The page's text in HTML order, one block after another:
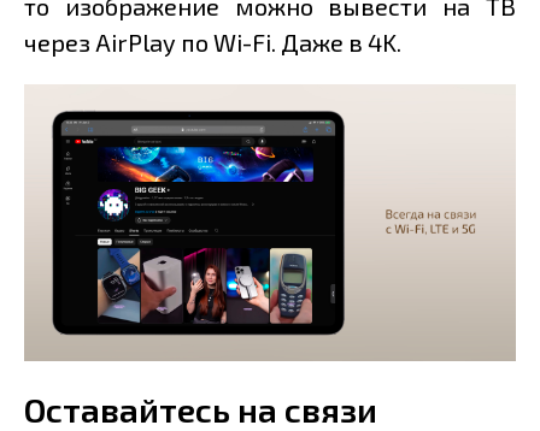
то изображение можно вывести на ТВ
через AirPlay по Wi-Fi. Даже в 4K.
Оставайтесь на связи